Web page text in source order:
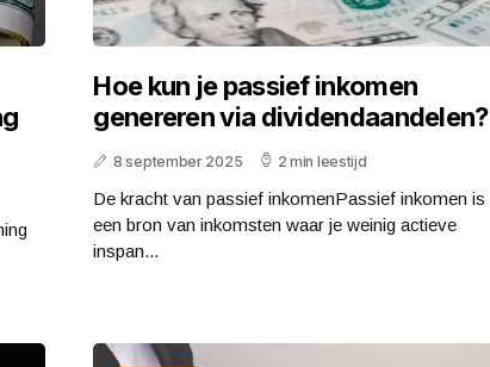
Hoe kun je passief inkomen
genereren via dividendaandelen?
8 september 2025 2 min leestijd
De kracht van passief inkomenPassief inkomen is
een bron van inkomsten waar je weinig actieve
inspan...